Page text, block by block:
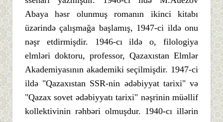
Abaya həsr olunmuş romanın ikinci kitabı
üzərində çalışmağa başlamış, 1947-ci ildə onu
nəşr etdirmişdir. 1946-cı ildə o, filologiya
elmləri doktoru, professor, Qazaxıstan Elmlər
Akademiyasının akademiki seçilmişdir. 1947-ci
ildə "Qazaxıstan SSR-nin ədəbiyyat tarixi" və
"Qazax sovet ədəbiyyatı tarixi" nəşrinin müəllif
kollektivinin rəhbəri olmuşdur. 1940-cı illərin